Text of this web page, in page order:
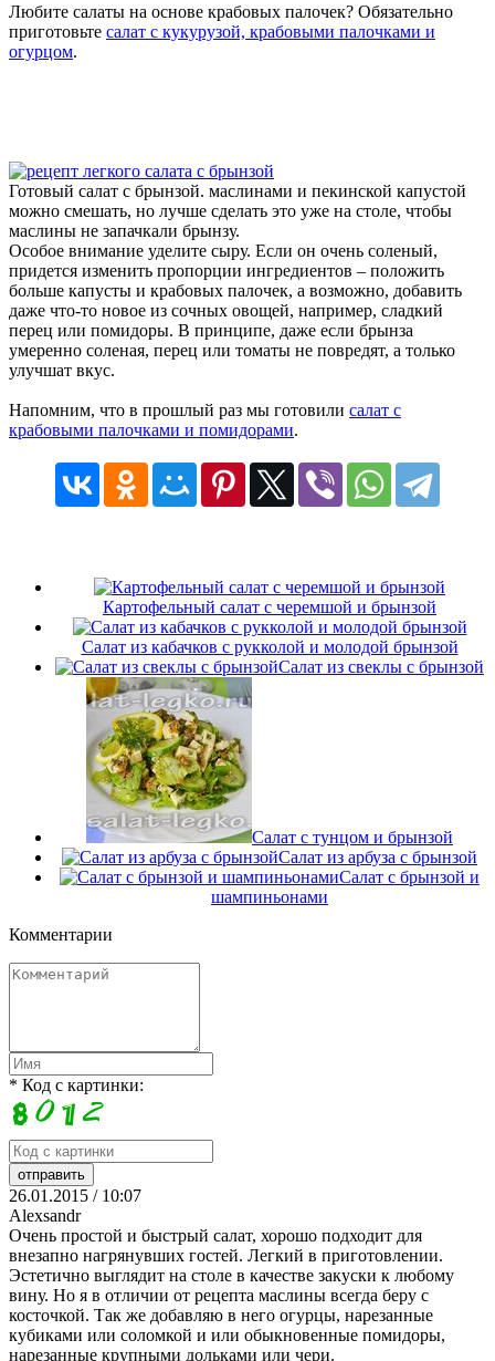
Любите салаты на основе крабовых палочек? Обязательно
приготовьте салат с кукурузой, крабовыми палочками и
огурцом.
Готовый салат с брынзой. маслинами и пекинской капустой
можно смешать, но лучше сделать это уже на столе, чтобы
маслины не запачкали брынзу.
Особое внимание уделите сыру. Если он очень соленый,
придется изменить пропорции ингредиентов – положить
больше капусты и крабовых палочек, а возможно, добавить
даже что-то новое из сочных овощей, например, сладкий
перец или помидоры. В принципе, даже если брынза
умеренно соленая, перец или томаты не повредят, а только
улучшат вкус.
Напомним, что в прошлый раз мы готовили салат с
крабовыми палочками и помидорами.
Картофельный салат с черемшой и брынзой
Салат из кабачков с рукколой и молодой брынзой
Салат из свеклы с брынзой
Салат с тунцом и брынзой
Салат из арбуза с брынзой
Салат с брынзой и
шампиньонами
Комментарии
* Код с картинки:
26.01.2015 / 10:07
Alexsandr
Очень простой и быстрый салат, хорошо подходит для
внезапно нагрянувших гостей. Легкий в приготовлении.
Эстетично выглядит на столе в качестве закуски к любому
вину. Но я в отличии от рецепта маслины всегда беру с
косточкой. Так же добавляю в него огурцы, нарезанные
кубиками или соломкой и или обыкновенные помидоры,
нарезанные крупными дольками или чери.